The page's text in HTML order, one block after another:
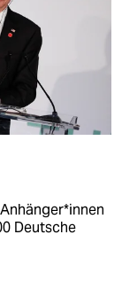
Deutsche